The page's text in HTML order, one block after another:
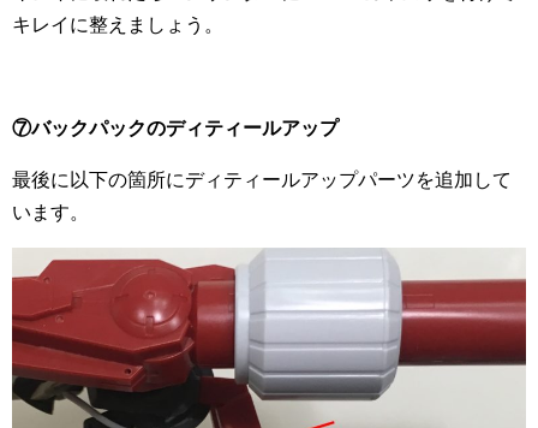
キレイに整えましょう。
⑦バックパックのディティールアップ
最後に以下の箇所にディティールアップパーツを追加して
います。